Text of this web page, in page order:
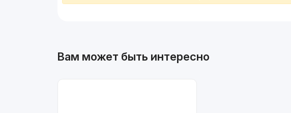
Вам может быть интересно